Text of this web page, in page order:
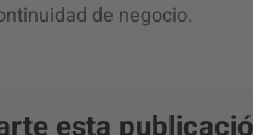
de negocio.